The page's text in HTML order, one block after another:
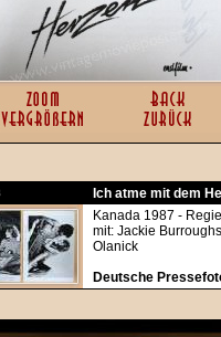
Ich atme mit dem
Kanada 1987 -
mit: Jackie
Olanick
Deutsche